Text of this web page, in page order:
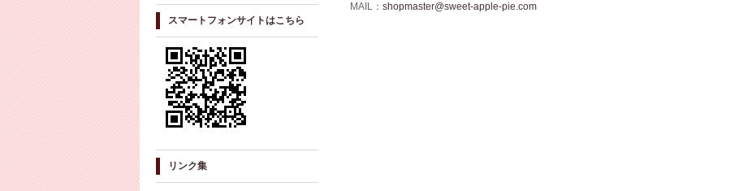
MAIL： shopmaster@sweet-apple-pie.com
スマートフォンサイトはこちら
リンク集